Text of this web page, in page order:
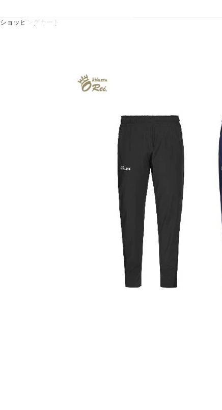
ショッピングカート